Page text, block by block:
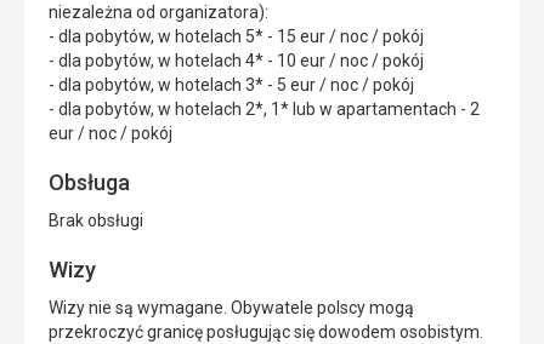
niezależna od organizatora):
- dla pobytów, w hotelach 5* - 15 eur / noc / pokój
- dla pobytów, w hotelach 4* - 10 eur / noc / pokój
- dla pobytów, w hotelach 3* - 5 eur / noc / pokój
- dla pobytów, w hotelach 2*, 1* lub w apartamentach - 2
eur / noc / pokój
Obsługa
Brak obsługi
Wizy
Wizy nie są wymagane. Obywatele polscy mogą
przekroczyć granicę posługując się dowodem osobistym.